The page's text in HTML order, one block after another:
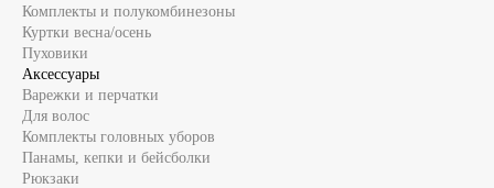
Комплекты и полукомбинезоны
Куртки весна/осень
Пуховики
Аксессуары
Варежки и перчатки
Для волос
Комплекты головных уборов
Панамы, кепки и бейсболки
Рюкзаки